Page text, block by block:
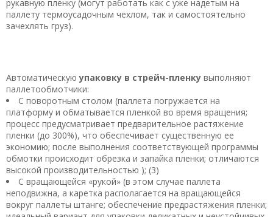
рукавную пленку (могут работать как с уже надетым на
паллету термоусадочным чехлом, так и самостоятельно
зачехлять груз).
Автоматическуюупаковку в стрейч-пленку выполняют
паллетообмотчики:
С поворотным столом (паллета погружается на
платформу и обматывается пленкой во время вращения;
процесс предусматривает предварительное растяжение
пленки (до 300%), что обеспечивает существенную ее
экономию; после выполнения соответствующей программы
обмотки происходит обрезка и запайка пленки; отличаются
высокой производительностью ); (3)
С вращающейся «рукой» (в этом случае паллета
неподвижна, а каретка располагается на вращающейся
вокруг паллеты штанге; обеспечение предрастяжения пленки;